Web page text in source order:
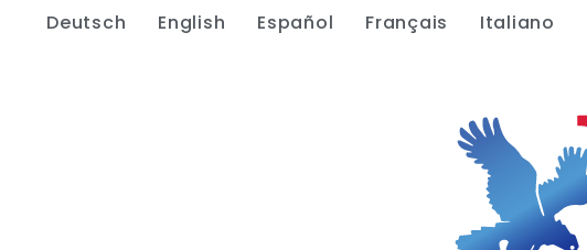
Deutsch English Español Français Italiano